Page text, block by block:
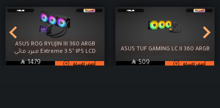
ASUS TUF GAMING LC II 360 ARGB
أضف للسلة  SAR
509
ASUS ROG RYUJIN III 360 ARGB
Extreme 3.5" IPS LCD مبرد مائي
أضف للسلة  SAR
1479